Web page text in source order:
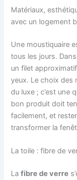
Matériaux,
avec un logement
Une moustiquaire
tous les jours.
un filet
yeux. Le choix des
du luxe ; c’est une
bon produit doit
facilement, et
transformer la
La toile : fibre de
Lafibre de verre